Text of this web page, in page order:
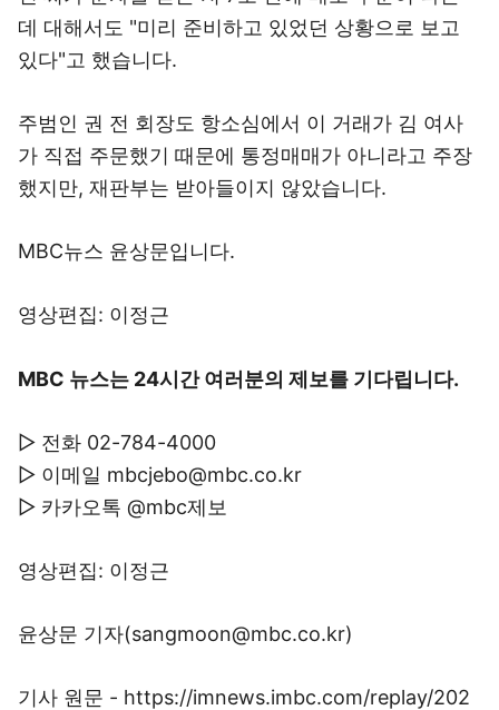
데 대해서도 "미리 준비하고 있었던 상황으로 보고
있다"고 했습니다.
주범인 권 전 회장도 항소심에서 이 거래가 김 여사
가 직접 주문했기 때문에 통정매매가 아니라고 주장
했지만, 재판부는 받아들이지 않았습니다.
MBC뉴스 윤상문입니다.
영상편집: 이정근
MBC 뉴스는 24시간 여러분의 제보를 기다립니다.
▷ 전화 02-784-4000
▷ 이메일 mbcjebo@mbc.co.kr
▷ 카카오톡 @mbc제보
영상편집: 이정근
윤상문 기자(sangmoon@mbc.co.kr)
기사 원문 - https://imnews.imbc.com/replay/202